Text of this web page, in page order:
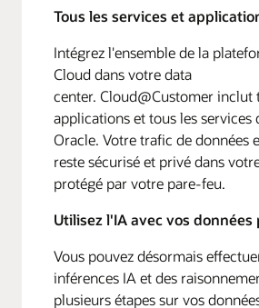
Tous les services et
Intégrez l'ensemble de la
Cloud dans votre data
center. Cloud@Customer inclut
applications et tous les
Oracle. Votre trafic de données
reste sécurisé et privé dans
protégé par votre pare-feu.
Utilisez l'IA avec vos données
Vous pouvez désormais
inférences IA et des
plusieurs étapes sur vos